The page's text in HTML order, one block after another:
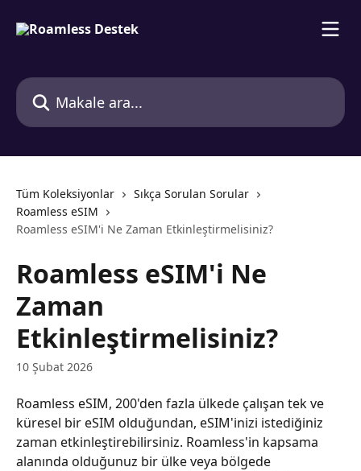
Makale ara...
Tüm Koleksiyonlar
Sıkça Sorulan Sorular
Roamless eSIM
Roamless eSIM'i Ne Zaman Etkinleştirmelisiniz?
Roamless eSIM'i Ne
Zaman
Etkinleştirmelisiniz?
10 Şubat 2026
Roamless eSIM, 200'den fazla ülkede çalışan tek ve
küresel bir eSIM olduğundan, eSIM'inizi istediğiniz
zaman etkinleştirebilirsiniz. Roamless'in kapsama
alanında olduğunuz bir ülke veya bölgede